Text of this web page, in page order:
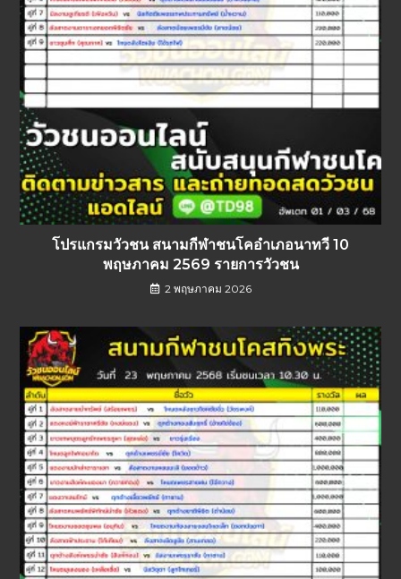
โปรแกรมวัวชน สนามกีฬาชนโคอำเภอนาทวี 10
พฤษภาคม 2569 รายการวัวชน
2 พฤษภาคม 2026